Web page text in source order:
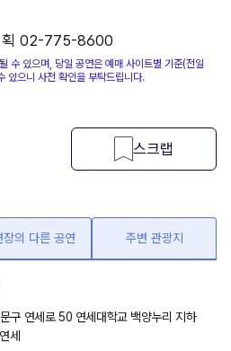
획 02-775-8600
수 있으며, 당일 공연은 예매 사이트별 기준(전일
있으니 사전 확인을 부탁드립니다.
스크랩
장의 다른 공연 주변 관광지
구 연세로 50 연세대학교 백양누리 지하
세